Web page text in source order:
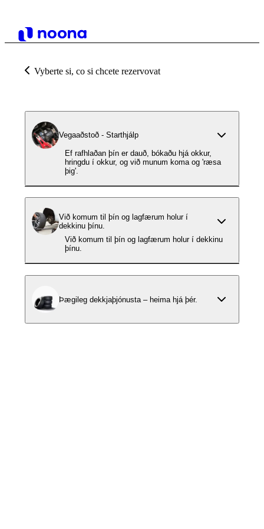
Vyberte si, co si chcete rezervovat
Vegaaðstoð - Starthjálp
Ef rafhlaðan þín er dauð, bókaðu hjá okkur,
hringdu í okkur, og við munum koma og 'ræsa
þig'.
Við komum til þín og lagfærum holur í
dekkinu þínu.
Við komum til þín og lagfærum holur í dekkinu
þínu.
Þægileg dekkjaþjónusta – heima hjá þér.